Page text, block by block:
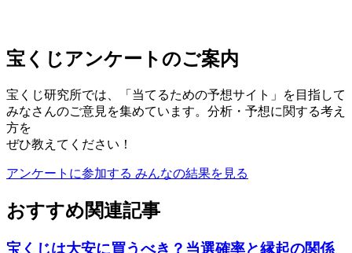
宝くじアンケートのご案内
宝くじ研究所では、「当てるための予想サイト」を目指して
みなさんのご意見を集めています。分析・予想に関する考え
方を
ぜひ教えてください！
アンケートに参加する みんなの結果を見る
おすすめ関連記事
宝くじは大安に買うべき？当選確率と縁起の関係